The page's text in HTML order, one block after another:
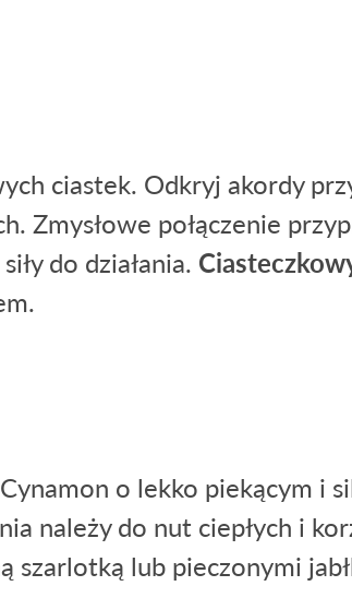
ciastek. Odkryj akordy
Zmysłowe połączenie
do działania.
o lekko piekącym i
należy do nut ciepłych i
szarlotką lub pieczonymi